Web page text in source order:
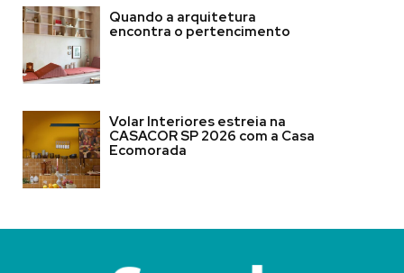
Quando a arquitetura
encontra o pertencimento
Volar Interiores estreia na
CASACOR SP 2026 com a Casa
Ecomorada